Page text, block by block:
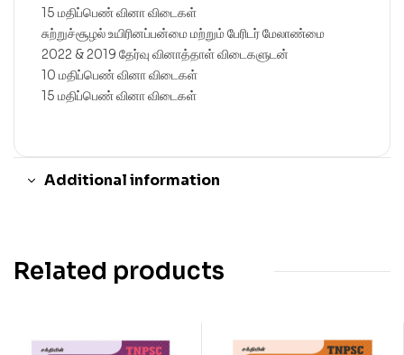
15 மதிப்பெண் வினா விடைகள்
சுற்றுச்சூழல் உயிரினப்பன்மை மற்றும் பேரிடர் மேலாண்மை
2022 & 2019 தேர்வு வினாத்தாள் விடைகளுடன்
10 மதிப்பெண் வினா விடைகள்
15 மதிப்பெண் வினா விடைகள்
Additional information
Related products